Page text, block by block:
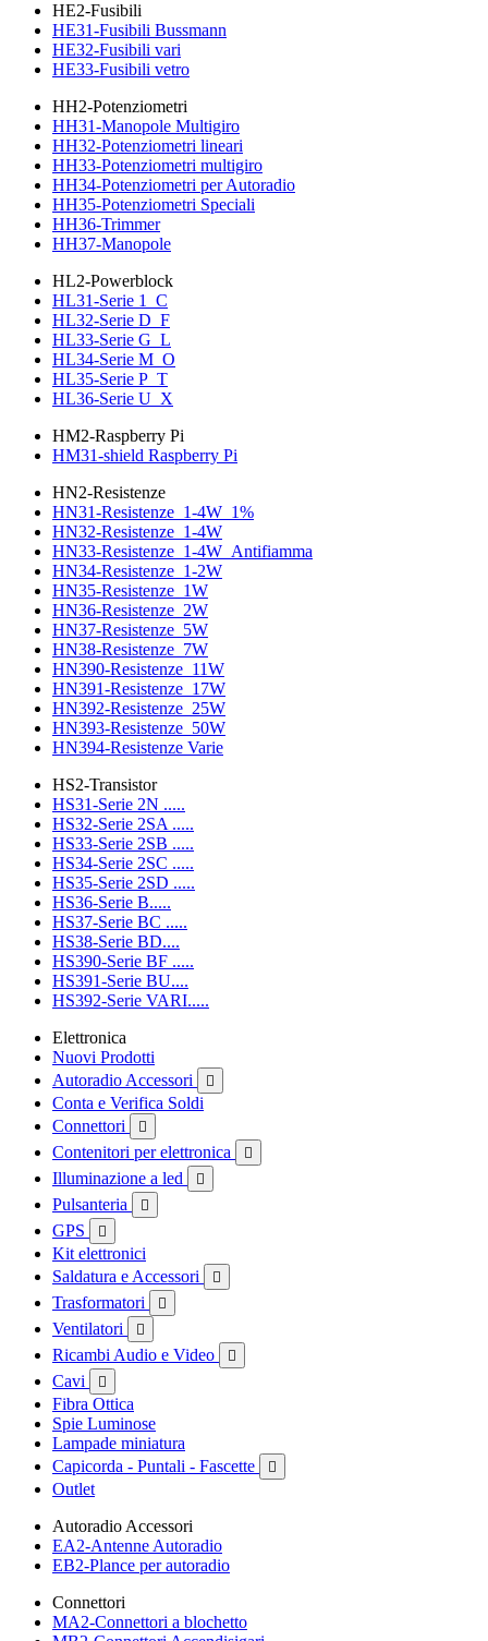
HE2-Fusibili
HE31-Fusibili Bussmann
HE32-Fusibili vari
HE33-Fusibili vetro
HH2-Potenziometri
HH31-Manopole Multigiro
HH32-Potenziometri lineari
HH33-Potenziometri multigiro
HH34-Potenziometri per Autoradio
HH35-Potenziometri Speciali
HH36-Trimmer
HH37-Manopole
HL2-Powerblock
HL31-Serie 1_C
HL32-Serie D_F
HL33-Serie G_L
HL34-Serie M_O
HL35-Serie P_T
HL36-Serie U_X
HM2-Raspberry Pi
HM31-shield Raspberry Pi
HN2-Resistenze
HN31-Resistenze_1-4W_1%
HN32-Resistenze_1-4W
HN33-Resistenze_1-4W_Antifiamma
HN34-Resistenze_1-2W
HN35-Resistenze_1W
HN36-Resistenze_2W
HN37-Resistenze_5W
HN38-Resistenze_7W
HN390-Resistenze_11W
HN391-Resistenze_17W
HN392-Resistenze_25W
HN393-Resistenze_50W
HN394-Resistenze Varie
HS2-Transistor
HS31-Serie 2N .....
HS32-Serie 2SA .....
HS33-Serie 2SB .....
HS34-Serie 2SC .....
HS35-Serie 2SD .....
HS36-Serie B.....
HS37-Serie BC .....
HS38-Serie BD....
HS390-Serie BF .....
HS391-Serie BU....
HS392-Serie VARI.....
Elettronica
Nuovi Prodotti
Autoradio Accessori

Conta e Verifica Soldi
Connettori

Contenitori per elettronica 
Illuminazione a led 
Pulsanteria 
GPS 
Kit elettronici
Saldatura e Accessori

Trasformatori 
Ventilatori 
Ricambi Audio e Video 
Cavi 
Fibra Ottica
Spie Luminose
Lampade miniatura
Capicorda - Puntali - Fascette

Outlet
Autoradio Accessori
EA2-Antenne Autoradio
EB2-Plance per autoradio
Connettori
MA2-Connettori a blochetto